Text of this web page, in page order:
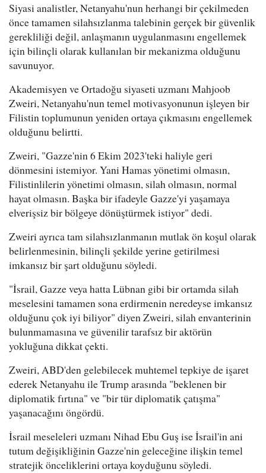
Siyasi analistler, Netanyahu'nun herhangi bir çekilmeden
önce tamamen silahsızlanma talebinin gerçek bir güvenlik
gerekliliği değil, anlaşmanın uygulanmasını engellemek
için bilinçli olarak kullanılan bir mekanizma olduğunu
savunuyor.
Akademisyen ve Ortadoğu siyaseti uzmanı Mahjoob
Zweiri, Netanyahu'nun temel motivasyonunun işleyen bir
Filistin toplumunun yeniden ortaya çıkmasını engellemek
olduğunu belirtti.
Zweiri, "Gazze'nin 6 Ekim 2023'teki haliyle geri
dönmesini istemiyor. Yani Hamas yönetimi olmasın,
Filistinlilerin yönetimi olmasın, silah olmasın, normal
hayat olmasın. Başka bir ifadeyle Gazze'yi yaşamaya
elverişsiz bir bölgeye dönüştürmek istiyor" dedi.
Zweiri ayrıca tam silahsızlanmanın mutlak ön koşul olarak
belirlenmesinin, bilinçli şekilde yerine getirilmesi
imkansız bir şart olduğunu söyledi.
"İsrail, Gazze veya hatta Lübnan gibi bir ortamda silah
meselesini tamamen sona erdirmenin neredeyse imkansız
olduğunu çok iyi biliyor" diyen Zweiri, silah envanterinin
bulunmamasına ve güvenilir tarafsız bir aktörün
yokluğuna dikkat çekti.
Zweiri, ABD'den gelebilecek muhtemel tepkiye de işaret
ederek Netanyahu ile Trump arasında "beklenen bir
diplomatik fırtına" ve "bir tür diplomatik çatışma"
yaşanacağını öngördü.
İsrail meseleleri uzmanı Nihad Ebu Guş ise İsrail'in ani
tutum değişikliğinin Gazze'nin geleceğine ilişkin temel
stratejik önceliklerini ortaya koyduğunu söyledi.